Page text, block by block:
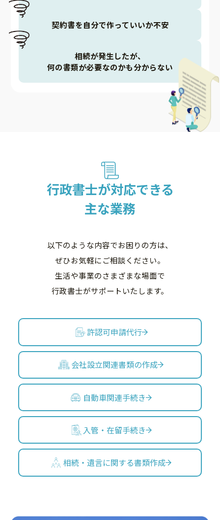
契約書を自分で作っていいか不安
相続が発生したが、
何の書類が必要なのかも分からない
行政書士が対応できる
主な業務
以下のような内容でお困りの方は、
ぜひお気軽にご相談ください。
生活や事業のさまざまな場面で
行政書士がサポートいたします。
許認可申請代行
会社設立関連書類の作成
自動車関連手続き
入管・在留手続き
相続・遺言に関する書類作成